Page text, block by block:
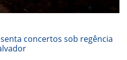
concertos sob regência